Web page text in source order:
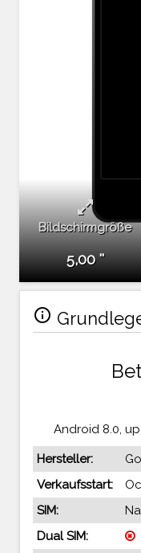
Bildschirmgröße
5,00 ''
info_outline
Android 8.0,
Hersteller:
Verkaufsstart:
SIM:
Dual SIM: